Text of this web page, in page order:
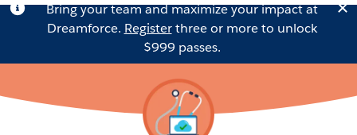
Bring your team and maximize your impact at
Dreamforce. Registerthree or more to unlock
$999 passes.